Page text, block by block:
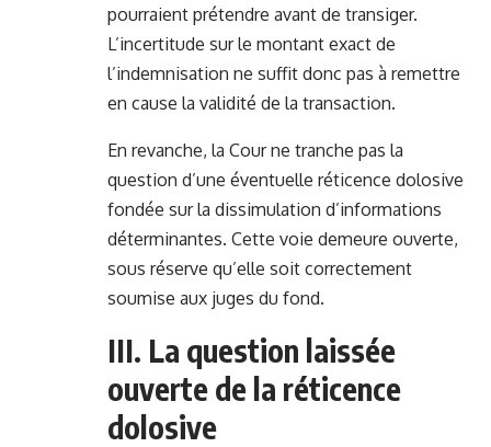
pourraient prétendre avant de transiger.
L’incertitude sur le montant exact de
l’indemnisation ne suffit donc pas à remettre
en cause la validité de la transaction.
En revanche, la Cour ne tranche pas la
question d’une éventuelle réticence dolosive
fondée sur la dissimulation d’informations
déterminantes. Cette voie demeure ouverte,
sous réserve qu’elle soit correctement
soumise aux juges du fond.
III. La question laissée
ouverte de la réticence
dolosive